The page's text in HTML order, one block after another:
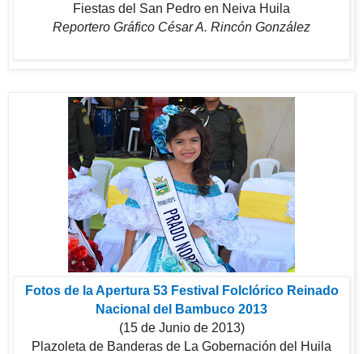
Fiestas del San Pedro en Neiva Huila
Reportero Gráfico César A. Rincón González
Fotos de la Apertura 53 Festival Folclórico Reinado
Nacional del Bambuco 2013
(15 de Junio de 2013)
Plazoleta de Banderas de La Gobernación del Huila